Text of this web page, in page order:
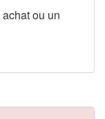
ou un